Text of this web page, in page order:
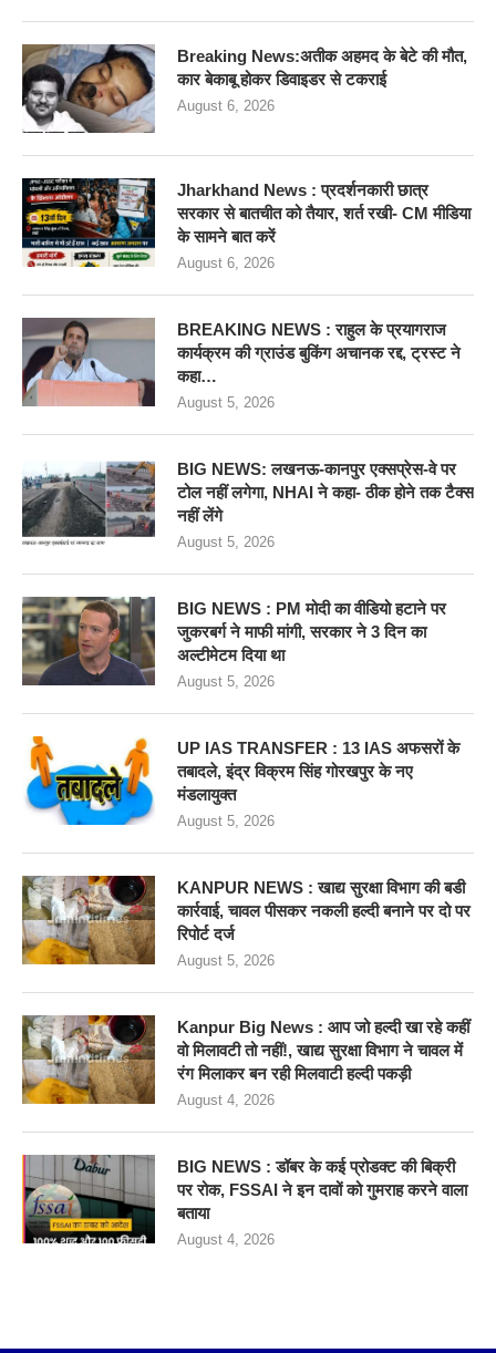
Breaking News:अतीक अहमद के बेटे की मौत,
कार बेकाबू होकर डिवाइडर से टकराई
August 6, 2026
Jharkhand News : प्रदर्शनकारी छात्र
सरकार से बातचीत को तैयार, शर्त रखी- CM मीडिया
के सामने बात करें
August 6, 2026
BREAKING NEWS : राहुल के प्रयागराज
कार्यक्रम की ग्राउंड बुकिंग अचानक रद्द, ट्रस्ट ने
कहा…
August 5, 2026
BIG NEWS: लखनऊ-कानपुर एक्सप्रेस-वे पर
टोल नहीं लगेगा, NHAI ने कहा- ठीक होने तक टैक्स
नहीं लेंगे
August 5, 2026
BIG NEWS : PM मोदी का वीडियो हटाने पर
जुकरबर्ग ने माफी मांगी, सरकार ने 3 दिन का
अल्टीमेटम दिया था
August 5, 2026
UP IAS TRANSFER : 13 IAS अफसरों के
तबादले, इंद्र विक्रम सिंह गोरखपुर के नए
मंडलायुक्त
August 5, 2026
KANPUR NEWS : खाद्य सुरक्षा विभाग की बडी
कार्रवाई, चावल पीसकर नकली हल्दी बनाने पर दो पर
रिपोर्ट दर्ज
August 5, 2026
Kanpur Big News : आप जो हल्दी खा रहे कहीं
वो मिलावटी तो नहीं!, खाद्य सुरक्षा विभाग ने चावल में
रंग मिलाकर बन रही मिलवाटी हल्दी पकड़ी
August 4, 2026
BIG NEWS : डॉबर के कई प्रोडक्ट की बिक्री
पर रोक, FSSAI ने इन दावों को गुमराह करने वाला
बताया
August 4, 2026